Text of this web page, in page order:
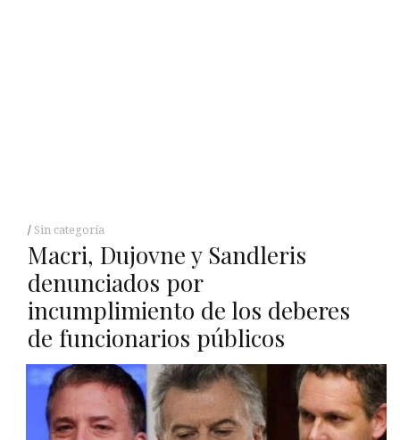
Sin categoría
Macri, Dujovne y Sandleris
denunciados por
incumplimiento de los deberes
de funcionarios públicos